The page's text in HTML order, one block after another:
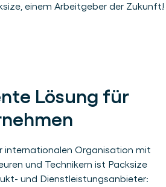
Lösung für
internationalen Organisation mit
und Technikern ist Packsize
und Dienstleistungsanbieter: